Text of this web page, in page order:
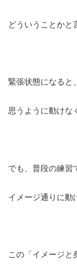
どういうことかと
緊張状態になると
思うように動けな
でも、普段の練習
イメージ通りに動
この「イメージと